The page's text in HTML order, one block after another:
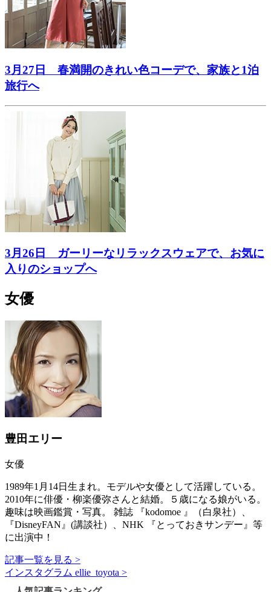
3月27日 春満開のきれい色コーデで、家族と1泊
旅行へ
3月26日 ガーリーなリラックスウェアで、お気に
入りのショップへ
女優
豊田エリー
女優
1989年1月14日生まれ。モデルや女優として活躍している。
2010年に俳優・柳楽優弥さんと結婚。５歳になる娘がいる。
趣味は映画鑑賞・写真。 雑誌 『kodomoe 』（白泉社）、
『DisneyFAN』(講談社）、NHK 『とっておきサンデー』等
に出演中！
記事一覧を見る >
インスタグラム ellie_toyota >